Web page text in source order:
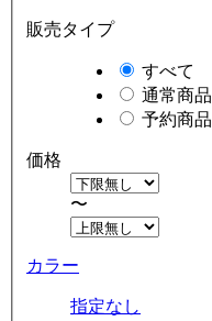
販売タイプ
すべて
通常商品
予約商品
価格
〜
カラー
指定なし